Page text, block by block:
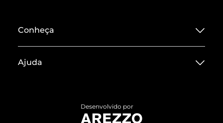
Conheça
Termos de Uso
Ajuda
Devolução do Produto
Desenvolvido por